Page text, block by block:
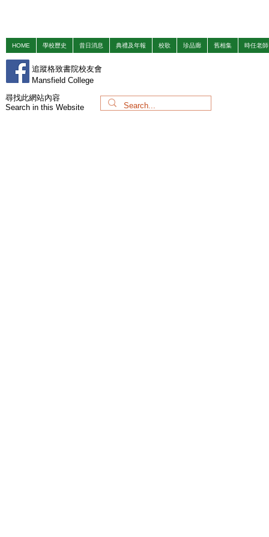
HOME 學校歷史 昔日消息 典禮及年報 校歌 珍品廊 舊相集 時任老師
追蹤格致書院校友會
Mansfield College
​尋找此網站內容
Search in this Website